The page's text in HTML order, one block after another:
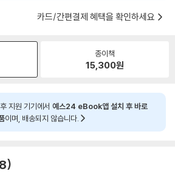
카드/간편결제 혜택을 확인하세요
종이책
15,300원
지원 기기에서 예스24 eBook앱 설치 후 바로
이며, 배송되지 않습니다.
8